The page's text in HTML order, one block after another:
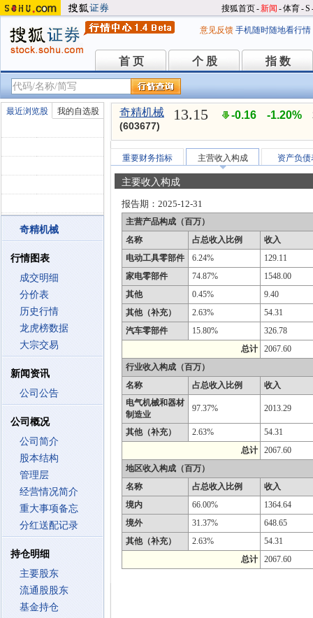
搜狐首页-新闻 -体育-S
意见反馈 手机随时随地看行情
首 页
首 页 个 股
个 股 指 数
指 数
最近浏览股 我的自选股
奇精机械
行情图表
成交明细
分价表
历史行情
龙虎榜数据
大宗交易
新闻资讯
公司公告
公司概况
公司简介
股本结构
管理层
经营情况简介
重大事项备忘
分红送配记录
持仓明细
主要股东
流通股股东
基金持仓
奇精机械
(603677)
13.15 -0.16 -1.20%
重要财务指标 主营收入构成 资产负债
主要收入构成
报告期： 2025-12-31
主营产品构成（百万）
名称
占总收入比例
收入
电动工具零部件
6.24%
129.11
家电零部件
74.87%
1548.00
其他
0.45%
9.40
其他（补充）
2.63%
54.31
汽车零部件
15.80%
326.78
总计
2067.60
行业收入构成（百万）
名称
占总收入比例
收入
电气机械和器材
制造业
97.37% 2013.29
其他（补充） 2.63%
54.31
总计
2067.60
地区收入构成（百万）
名称
占总收入比例
收入
境内
66.00%
1364.64
境外
31.37%
648.65
其他（补充）
2.63%
54.31
总计
2067.60